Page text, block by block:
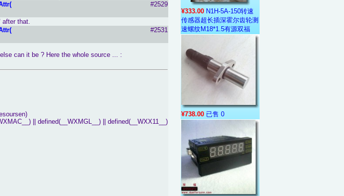
#2529
after that.
#2531
can it be ? Here the whole source ... :
|| defined(__WXMGL__) || defined(__WXX11__)
¥333.00 N1H-5A-150转速
传感器超长插深霍尔齿轮测
速螺纹M18*1.5有源双福
¥738.00 已售 0